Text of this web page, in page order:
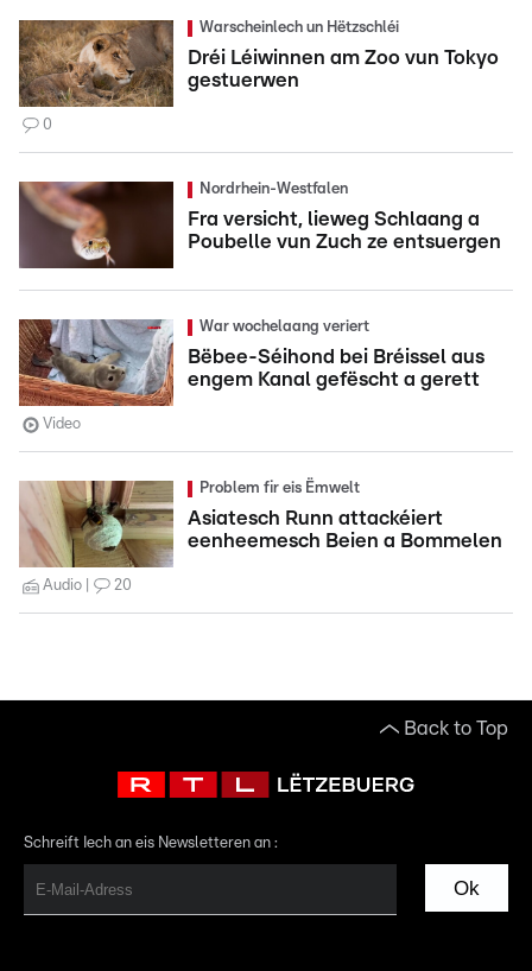
Warscheinlech un Hëtzschléi
Dréi Léiwinnen am Zoo vun Tokyo
gestuerwen
0
Nordrhein-Westfalen
Fra versicht, lieweg Schlaang a
Poubelle vun Zuch ze entsuergen
War wochelaang veriert
Bëbee-Séihond bei Bréissel aus
engem Kanal gefëscht a gerett
Video
Problem fir eis Ëmwelt
Asiatesch Runn attackéiert
eenheemesch Beien a Bommelen
Audio 20
Back to Top
Schreift Iech an eis Newsletteren an :
Ok